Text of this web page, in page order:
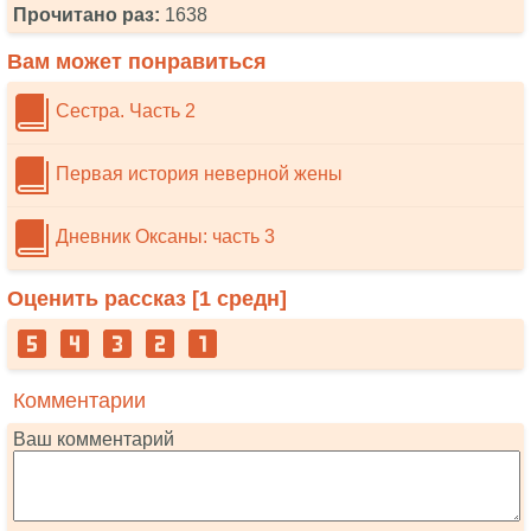
Прочитано раз: 1638
Вам может понравиться
Сестра. Часть 2
Первая история неверной жены
Дневник Оксаны: часть 3
Оценить рассказ [1 средн]
Комментарии
Ваш комментарий